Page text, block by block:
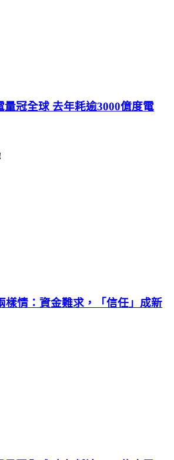
量冠全球 去年耗逾3000億度電
樣情：資金難求，「信任」成新